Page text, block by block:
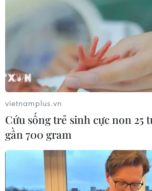
Người dùng Twitter trên thiết bị iOS
nhận các khoản thanh toán kỹ thuật
chỉ giới hạn trong một nhóm thử
vietnamplus.vn
Cứu sống trẻ sinh cực non 25
gần 700 gram